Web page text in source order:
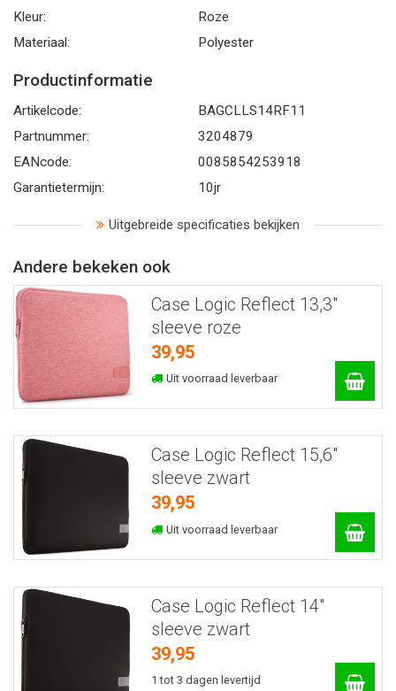
Kleur:
Roze
Materiaal:
Polyester
Productinformatie
Artikelcode:
BAGCLLS14RF11
Partnummer:
3204879
EANcode:
0085854253918
Garantietermijn:
10jr
Uitgebreide specificaties bekijken
Andere bekeken ook
Case Logic Reflect 13,3"
sleeve roze
39,95
Uit voorraad leverbaar
Case Logic Reflect 15,6"
sleeve zwart
39,95
Uit voorraad leverbaar
Case Logic Reflect 14"
sleeve zwart
39,95
1 tot 3 dagen levertijd